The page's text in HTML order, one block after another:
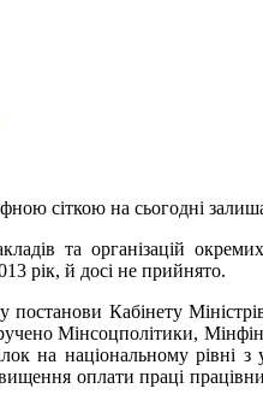
сіткою на сьогодні
та організацій
рік, й досі не прийнято.
Кабінету
Мінсоцполітики,
на національному рівні з
оплати праці